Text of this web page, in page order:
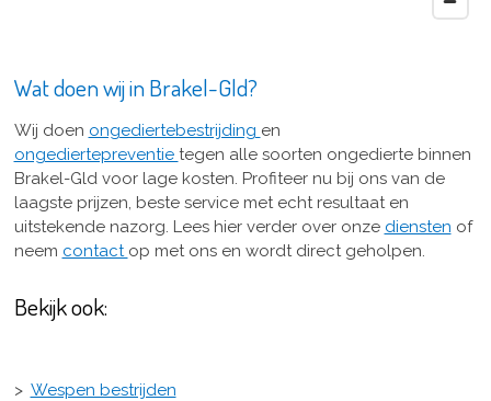
Wat doen wij in Brakel-Gld?
Wij doen ongediertebestrijding en
ongediertepreventie tegen alle soorten ongedierte binnen
Brakel-Gld voor lage kosten. Profiteer nu bij ons van de
laagste prijzen, beste service met echt resultaat en
uitstekende nazorg. Lees hier verder over onze diensten of
neem contact op met ons en wordt direct geholpen.
Bekijk ook:
> Wespen bestrijden